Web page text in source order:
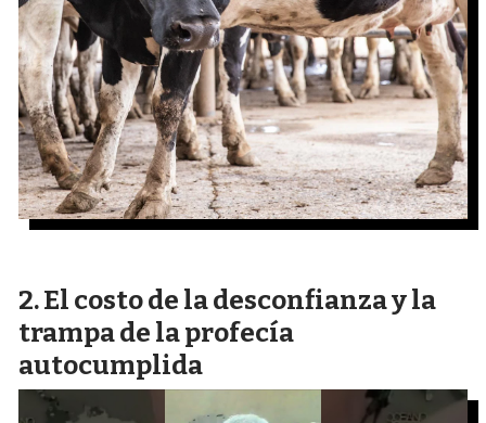
El costo de la desconfianza y la
trampa de la profecía
autocumplida